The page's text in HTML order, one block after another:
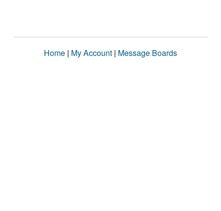
Home | My Account | Message Boards